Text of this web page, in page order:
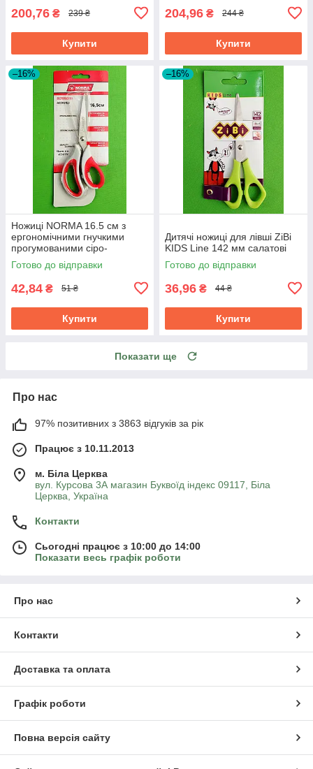
200,76 ₴ 239 ₴
Купити
204,96 ₴ 244 ₴
Купити
–16%
Ножиці NORMA 16.5 см з
ергономічними гнучкими
прогумованими сіро-
червоними ручками 1.8 мм
Готово до відправки
42,84 ₴ 51 ₴
Купити
–16%
Дитячі ножиці для лівші ZiBi
KIDS Line 142 мм салатові
Готово до відправки
36,96 ₴ 44 ₴
Купити
Показати ще
Про нас
97% позитивних з 3863 відгуків за рік
Працює з 10.11.2013
м. Біла Церква
вул. Курсова 3А магазин Буквоїд індекс 09117, Біла
Церква, Україна
Контакти
Сьогодні працює з 10:00 до 14:00
Показати весь графік роботи
Про нас
Контакти
Доставка та оплата
Графік роботи
Повна версія сайту